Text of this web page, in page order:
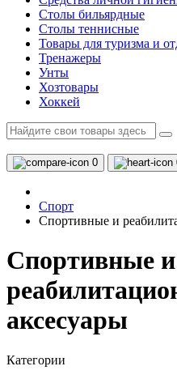
Столы бильярдные
Столы теннисные
Товары для туризма и
Тренажеры
Унты
Хозтовары
Хоккей
0
Спорт
Спортивные и
Спортивные и
аксесуары
Категории